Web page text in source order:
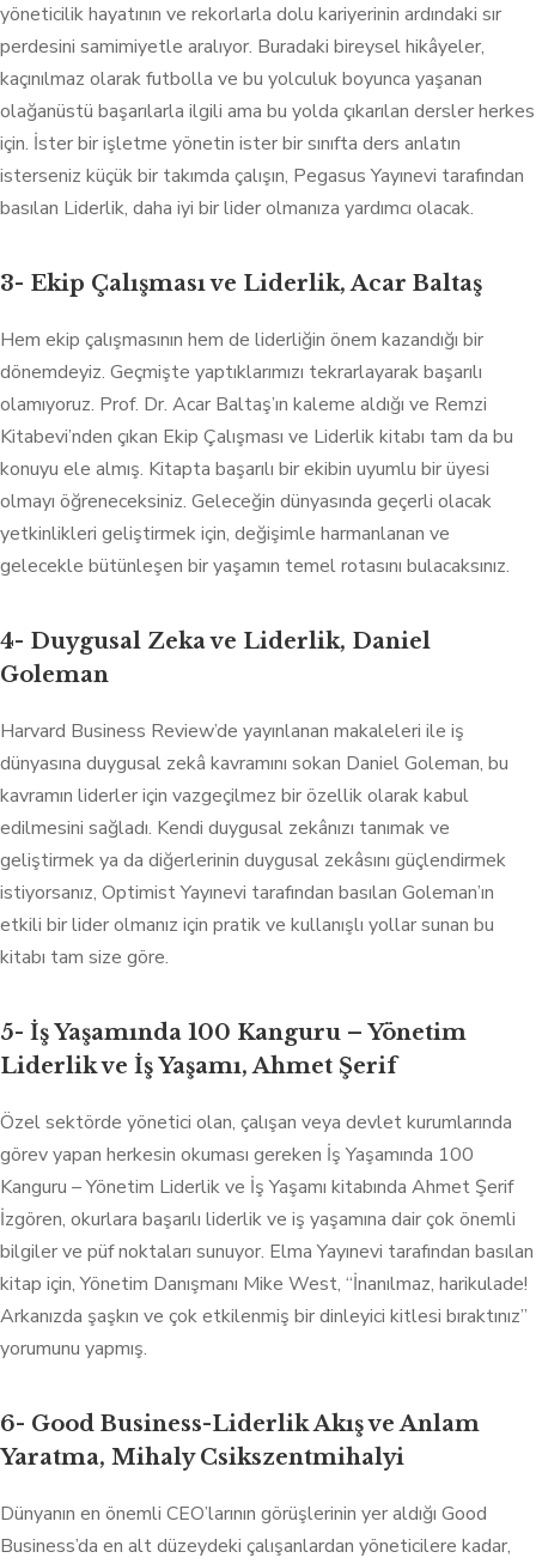
yöneticilik hayatının ve rekorlarla dolu kariyerinin ardındaki sır
perdesini samimiyetle aralıyor. Buradaki bireysel hikâyeler,
kaçınılmaz olarak futbolla ve bu yolculuk boyunca yaşanan
olağanüstü başarılarla ilgili ama bu yolda çıkarılan dersler herkes
için. İster bir işletme yönetin ister bir sınıfta ders anlatın
isterseniz küçük bir takımda çalışın, Pegasus Yayınevi tarafından
basılan Liderlik, daha iyi bir lider olmanıza yardımcı olacak.
3- Ekip Çalışması ve Liderlik, Acar Baltaş
Hem ekip çalışmasının hem de liderliğin önem kazandığı bir
dönemdeyiz. Geçmişte yaptıklarımızı tekrarlayarak başarılı
olamıyoruz. Prof. Dr. Acar Baltaş’ın kaleme aldığı ve Remzi
Kitabevi’nden çıkan Ekip Çalışması ve Liderlik kitabı tam da bu
konuyu ele almış. Kitapta başarılı bir ekibin uyumlu bir üyesi
olmayı öğreneceksiniz. Geleceğin dünyasında geçerli olacak
yetkinlikleri geliştirmek için, değişimle harmanlanan ve
gelecekle bütünleşen bir yaşamın temel rotasını bulacaksınız.
4- Duygusal Zeka ve Liderlik, Daniel
Goleman
Harvard Business Review’de yayınlanan makaleleri ile iş
dünyasına duygusal zekâ kavramını sokan Daniel Goleman, bu
kavramın liderler için vazgeçilmez bir özellik olarak kabul
edilmesini sağladı. Kendi duygusal zekânızı tanımak ve
geliştirmek ya da diğerlerinin duygusal zekâsını güçlendirmek
istiyorsanız, Optimist Yayınevi tarafından basılan Goleman’ın
etkili bir lider olmanız için pratik ve kullanışlı yollar sunan bu
kitabı tam size göre.
5- İş Yaşamında 100 Kanguru – Yönetim
Liderlik ve İş Yaşamı, Ahmet Şerif
Özel sektörde yönetici olan, çalışan veya devlet kurumlarında
görev yapan herkesin okuması gereken İş Yaşamında 100
Kanguru – Yönetim Liderlik ve İş Yaşamı kitabında Ahmet Şerif
İzgören, okurlara başarılı liderlik ve iş yaşamına dair çok önemli
bilgiler ve püf noktaları sunuyor. Elma Yayınevi tarafından basılan
kitap için, Yönetim Danışmanı Mike West, “İnanılmaz, harikulade!
Arkanızda şaşkın ve çok etkilenmiş bir dinleyici kitlesi bıraktınız”
yorumunu yapmış.
6- Good Business-Liderlik Akış ve Anlam
Yaratma, Mihaly Csikszentmihalyi
Dünyanın en önemli CEO’larının görüşlerinin yer aldığı Good
Business’da en alt düzeydeki çalışanlardan yöneticilere kadar,